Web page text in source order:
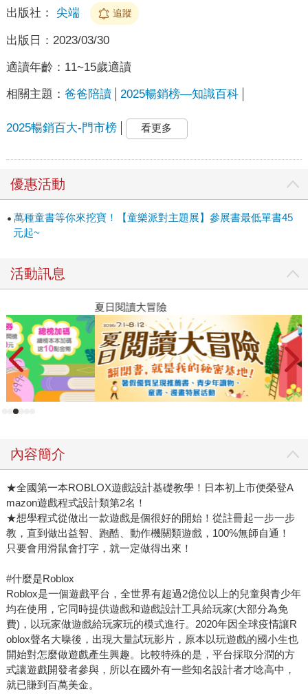
出版社： 尖端 追蹤
出版日： 2023/03/30
適讀年齡： 11~15歲適讀
相關主題： 爸爸陪讀 2025暢銷榜—知識百科
2025暢銷百大-門市榜 看更多
優惠活動
萬種童書等你來挖寶！【童樂派對主題展】參展書最低單書45
元起~
活動訊息
內容簡介
★全國第一本ROBLOX遊戲設計基礎教學！日本初上市便榮登A
mazon遊戲程式設計類第2名！
★想學程式從做出一款遊戲是個很好的開始！從註冊起一步一步
教，直到做出益智、跑酷、動作機關類遊戲，100%無師自通！
只要會用滑鼠會打字，就一定做得出來！
#什麼是Roblox
Roblox是一個遊戲平台，全世界有超過2億位以上的兒童與青少年
均在使用，它同時提供遊戲和遊戲設計工具給玩家(大部分為免
費)，以玩家做遊戲給玩家玩的模式進行。2020年因全球疫情讓R
oblox聲名大噪後，出現大量試玩影片，原本以玩遊戲的國小生也
開始對怎麼做遊戲產生興趣。比較特殊的是，平台採取分潤的方
式讓遊戲開發者參與，所以在國外有一些知名設計者才唸高中，
就已賺到百萬美金。